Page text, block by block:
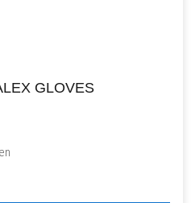
ALEX GLOVES